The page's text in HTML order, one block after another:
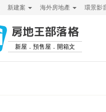
新建案 海外房地產 環景影
房地王部落格
新屋．預售屋．開箱文